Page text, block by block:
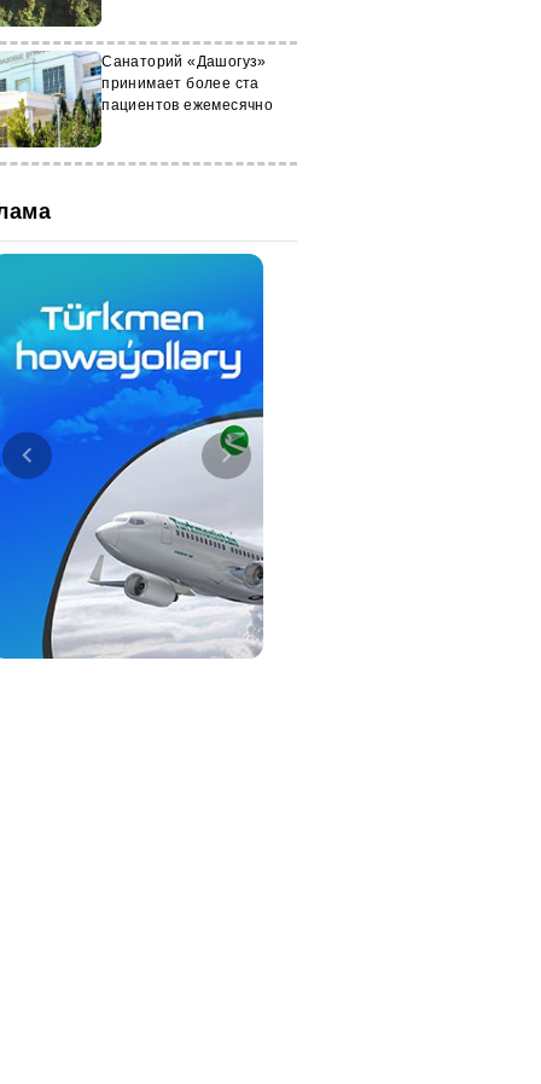
Санаторий «Дашогуз»
принимает более ста
пациентов ежемесячно